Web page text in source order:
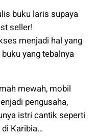
buku laris supaya
seller!
menjadi hal yang
yang tebalnya
mewah, mobil
pengusaha,
istri cantik seperti
Karibia…